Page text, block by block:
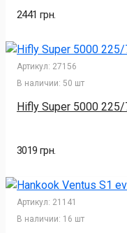
2441 грн.
Артикул: 27156
В наличии: 50 шт
Hifly Super 5000
3019 грн.
Артикул: 21141
В наличии: 16 шт